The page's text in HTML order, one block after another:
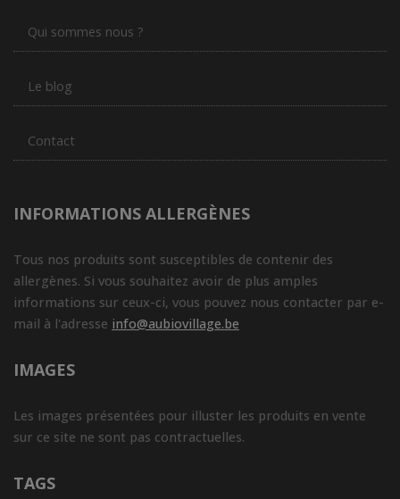
Qui sommes nous ?
Le blog
Contact
INFORMATIONS ALLERGÈNES
Tous nos produits sont susceptibles de contenir des
allergènes. Si vous souhaitez avoir de plus amples
informations sur ceux-ci, vous pouvez nous contacter par e-
mail à l'adresse info@aubiovillage.be
IMAGES
Les images présentées pour illuster les produits en vente
sur ce site ne sont pas contractuelles.
TAGS